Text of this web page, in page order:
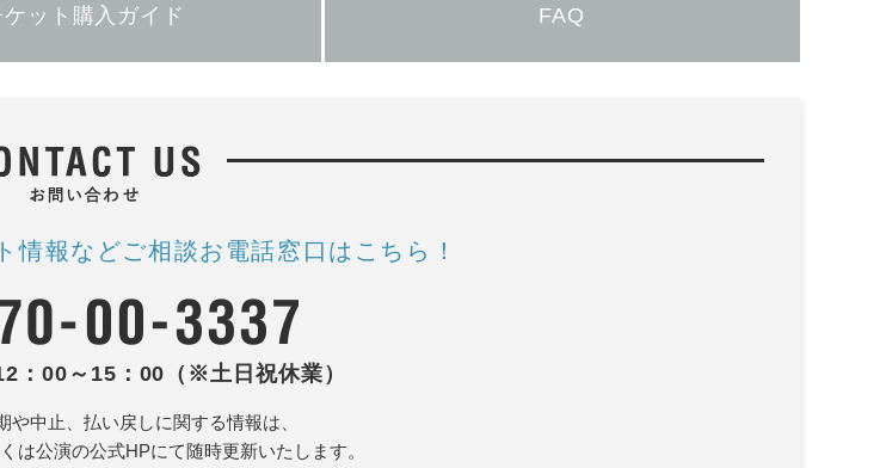
ケット購入ガイド FAQ
情報などご相談お電話窓口はこちら！
：00～15：00（※土日祝休業）
や中止、払い戻しに関する情報は、
は公演の公式HPにて随時更新いたします。